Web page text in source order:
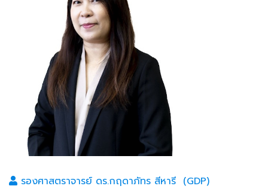
รองศาสตราจารย์ ดร.กฤดาภัทร สีหารี (GDP)